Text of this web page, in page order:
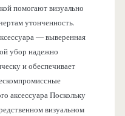
помогают визуально
утонченность.
— выверенная
убор надежно
и обеспечивает
аксессуара Поскольку
визуальном